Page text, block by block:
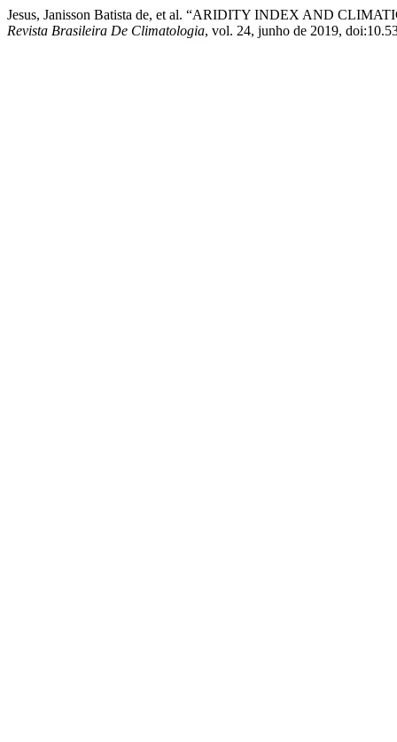
Jesus, Janisson Batista de, et al. “ARIDITY INDEX AND
Revista Brasileira De Climatologia, vol. 24, junho de 2019,